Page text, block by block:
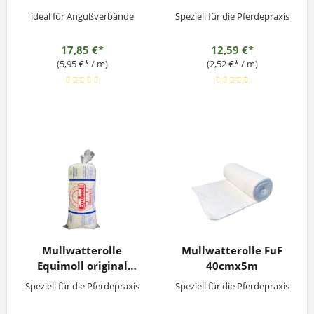
ideal für Angußverbände
17,85 €*
(5,95 €* / m)
Speziell für die Pferdepraxis
12,59 €*
(2,52 €* / m)
Mullwatterolle
Equimoll original
40cmx6m
Speziell für die Pferdepraxis
Mullwatterolle FuF
40cmx5m
Speziell für die Pferdepraxis